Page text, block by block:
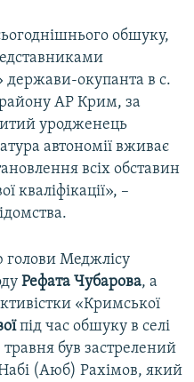
обшуку,
держави-окупанта в с.
АР Крим, за
уродженець
автономії вживає
всіх обставин
кваліфікації», –
голови Меджлісу
Рефата Чубарова, а
«Кримської
під час обшуку в селі
був застрелений
(Аюб) Рахімов, який